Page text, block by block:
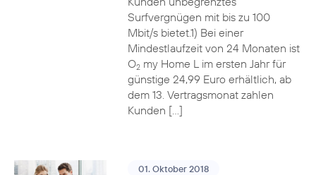
Surfvergnügen mit bis zu 100
Mbit/s bietet.1) Bei einer
Mindestlaufzeit von 24 Monaten ist
O2my Home L im ersten Jahr für
günstige 24,99 Euro erhältlich, ab
dem 13. Vertragsmonat zahlen
Kunden […]
01. Oktober 2018